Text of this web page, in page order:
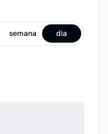
semana dia